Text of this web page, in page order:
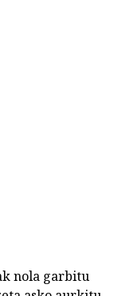
nola garbitu